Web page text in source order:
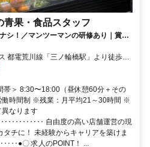
青果・食品スタッフ
シ！／マンツーマンの研修あり｜賞与
アップも目指せる環境！
徒歩5分 ※業務スーパー三ノ輪店での勤務
帯＞ 8:30〜18:00（昼休憩60分＋その
時間制 ※残業：月平均21～30時間 ※
なります
自由度の高い店舗運営の現
チに！ 未経験からキャリアを築けま
求人のPOINT！ ...